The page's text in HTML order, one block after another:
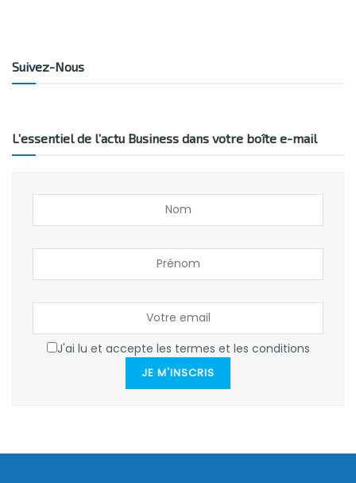
Suivez-Nous
L’essentiel de l’actu Business dans votre boîte e-mail
J'ai lu et accepte les termes et les conditions
JE M'INSCRIS